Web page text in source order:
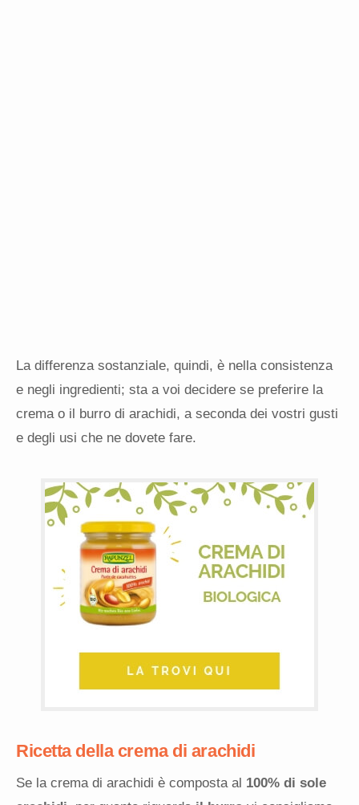
La differenza sostanziale, quindi, è nella consistenza
e negli ingredienti; sta a voi decidere se preferire la
crema o il burro di arachidi, a seconda dei vostri gusti
e degli usi che ne dovete fare.
Ricetta della crema di arachidi
Se la crema di arachidi è composta al 100% di sole